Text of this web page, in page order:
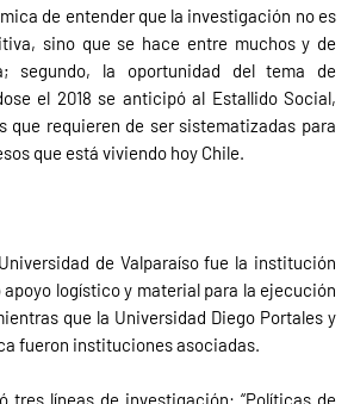
de entender que la investigación no es
sino que se hace entre muchos y de
segundo, la oportunidad del tema de
el 2018 se anticipó al Estallido Social,
que requieren de ser sistematizadas para
que está viviendo hoy Chile.
de Valparaíso fue la institución
logístico y material para la ejecución
que la Universidad Diego Portales y
fueron instituciones asociadas.
tres líneas de investigación: “Políticas de